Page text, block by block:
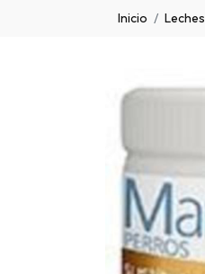
Inicio Leches